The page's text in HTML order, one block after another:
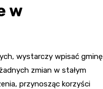
w
wystarczy wpisać gminę
zmian w stałym
przynosząc korzyści